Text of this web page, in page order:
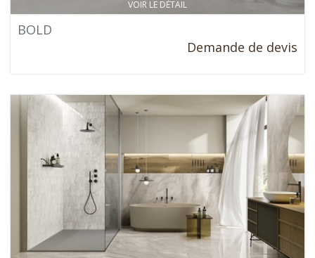
VOIR LE DÉTAIL
BOLD
Demande de devis